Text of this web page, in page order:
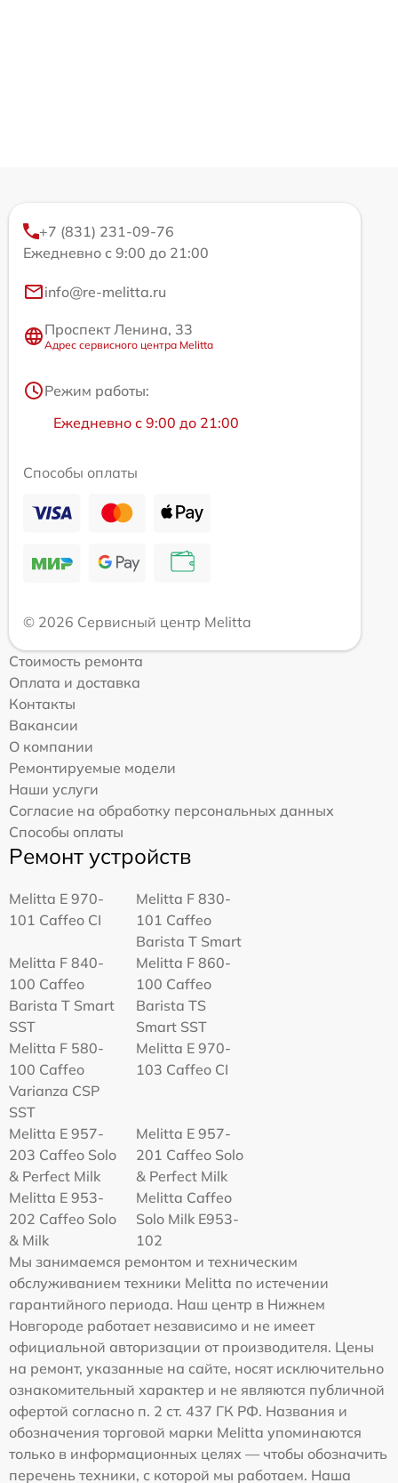
+7 (831) 231-09-76
Ежедневно с 9:00 до 21:00
info@re-melitta.ru
Проспект Ленина, 33
Адрес сервисного центра Melitta
Режим работы:
Ежедневно с 9:00 до 21:00
Способы оплаты
© 2026 Сервисный центр Melitta
Стоимость ремонта
Оплата и доставка
Контакты
Вакансии
О компании
Ремонтируемые модели
Наши услуги
Согласие на обработку персональных данных
Способы оплаты
Ремонт устройств
Melitta Е 970-
101 Caffeo CI
Melitta F 830-
101 Caffeo
Barista T Smart
Melitta F 840-
100 Caffeo
Barista T Smart
SST
Melitta F 860-
100 Caffeo
Barista TS
Smart SST
Melitta F 580-
100 Caffeo
Varianza CSP
SST
Melitta Е 970-
103 Caffeo CI
Melitta E 957-
203 Caffeo Solo
& Perfect Milk
Melitta E 957-
201 Caffeo Solo
& Perfect Milk
Melitta Е 953-
202 Caffeo Solo
& Milk
Melitta Caffeo
Solo Milk E953-
102
Мы занимаемся ремонтом и техническим
обслуживанием техники Melitta по истечении
гарантийного периода. Наш центр в Нижнем
Новгороде работает независимо и не имеет
официальной авторизации от производителя. Цены
на ремонт, указанные на сайте, носят исключительно
ознакомительный характер и не являются публичной
офертой согласно п. 2 ст. 437 ГК РФ. Названия и
обозначения торговой марки Melitta упоминаются
только в информационных целях — чтобы обозначить
перечень техники, с которой мы работаем. Наша